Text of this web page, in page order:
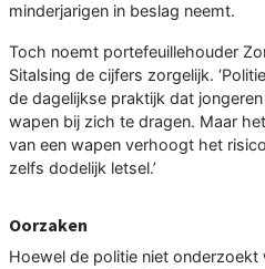
minderjarigen in beslag neemt.
Toch noemt portefeuillehouder
Sitalsing de cijfers zorgelijk.
de dagelijkse praktijk dat
wapen bij zich te dragen. Maar
van een wapen verhoogt het
zelfs dodelijk letsel.’
Oorzaken
Hoewel de politie niet onderzoekt